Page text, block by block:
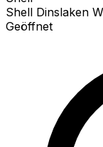
Shell Dinslaken
Geöffnet